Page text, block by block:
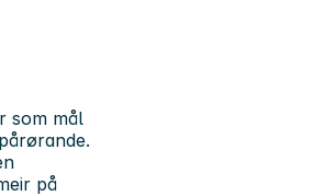
som mål
på